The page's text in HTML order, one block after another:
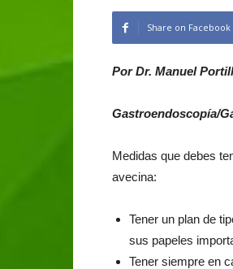
Share on Facebook
Por Dr. Manuel
Gastroendoscopía/
Medidas que debes
avecina:
Tener un plan de
sus papeles
Tener siempre en